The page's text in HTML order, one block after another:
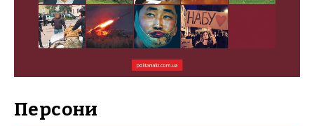
Персони